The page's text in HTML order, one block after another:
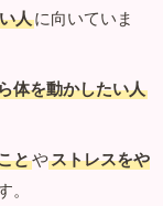
人に向いていま
体を動かしたい人
とやストレスをや
。